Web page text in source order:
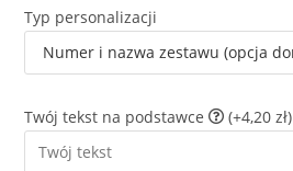
Typ personalizacji
Twój tekst na podstawce (+4,20 zł)